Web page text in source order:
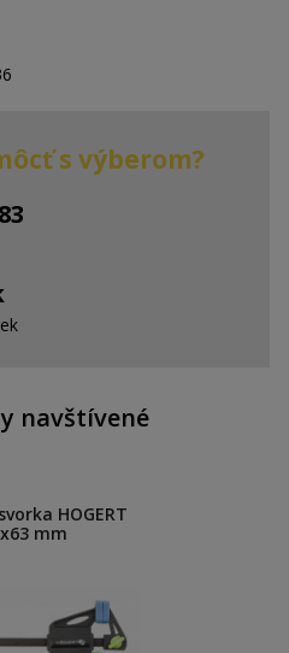
s výberom?
navštívené
HOGERT
mm